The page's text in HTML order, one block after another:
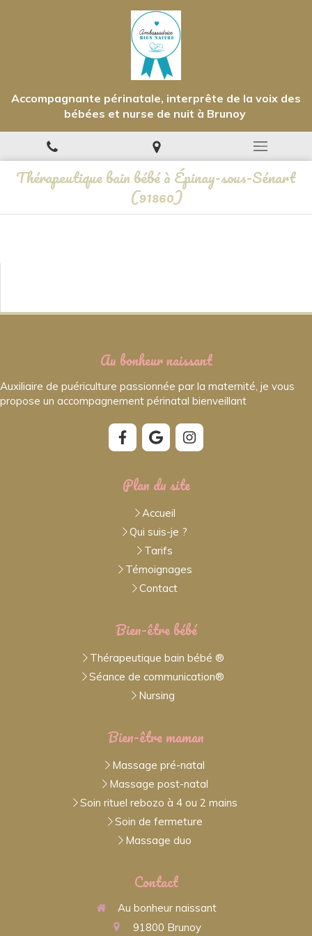
Accompagnante périnatale, interprête de la voix des
bébées et nurse de nuit à Brunoy
Thérapeutique bain bébé à Épinay-sous-Sénart
(91860)
Au bonheur naissant
Auxiliaire de puériculture passionnée par la maternité, je vous
propose un accompagnement périnatal bienveillant
Plan du site
Accueil
Qui suis-je ?
Tarifs
Témoignages
Contact
Bien-être bébé
Thérapeutique bain bébé ®
Séance de communication®
Nursing
Bien-être maman
Massage pré-natal
Massage post-natal
Soin rituel rebozo à 4 ou 2 mains
Soin de fermeture
Massage duo
Contact
Au bonheur naissant
91800 Brunoy